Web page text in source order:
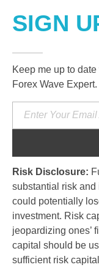
SIGN
Keep me up to
Forex Wave Expert.
Risk Disclosure:
substantial risk and
could potentially
investment. Risk
jeopardizing ones’
capital should be
sufficient risk